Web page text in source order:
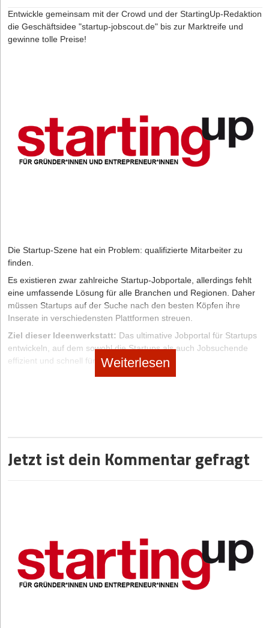
aufgebaut. Hier
sind ganz
bewusst noch Lücken gelassen, so dass noch viel Raum für
Entwickle gemeinsam mit der Crowd und der StartingUp-Redaktion
die Geschäftsidee "startup-jobscout.de" bis zur Marktreife und
gewinne tolle Preise!
Die Startup-Szene hat ein Problem: qualifizierte Mitarbeiter zu
finden.
Es existieren zwar zahlreiche Startup-Jobportale, allerdings fehlt
eine umfassende Lösung für alle Branchen und Regionen. Daher
müssen Startups auf der Suche nach den besten Köpfen ihre
Inserate in verschiedensten Plattformen streuen.
Ziel dieser Ideenwerkstatt: Das ultimative Jobportal für Startups
entwickeln, auf dem sowohl die Startups als auch Jobsuchende
effizient und schnell fündig werden.
Weiterlesen
Jetzt ist dein Kommentar gefragt